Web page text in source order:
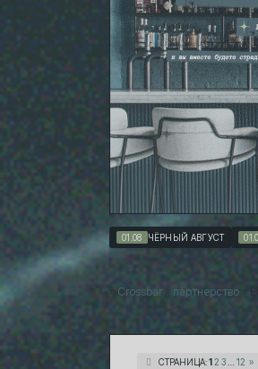
01.08 ЧЁРНЫЙ АВГУСТ
» Crossbar партнерство
СТРАНИЦА:1 2 3 12 »